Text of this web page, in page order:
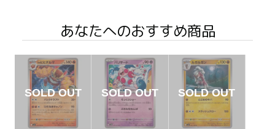
あなたへのおすすめ商品